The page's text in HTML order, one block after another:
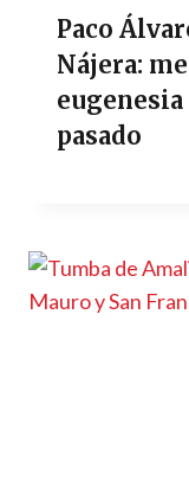
Paco
Nájera:
pasado